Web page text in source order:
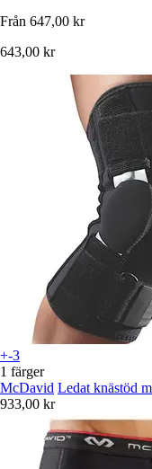
Från 647,00 kr
643,00 kr
+-3
1 färger
McDavid Ledat knästöd
933,00 kr